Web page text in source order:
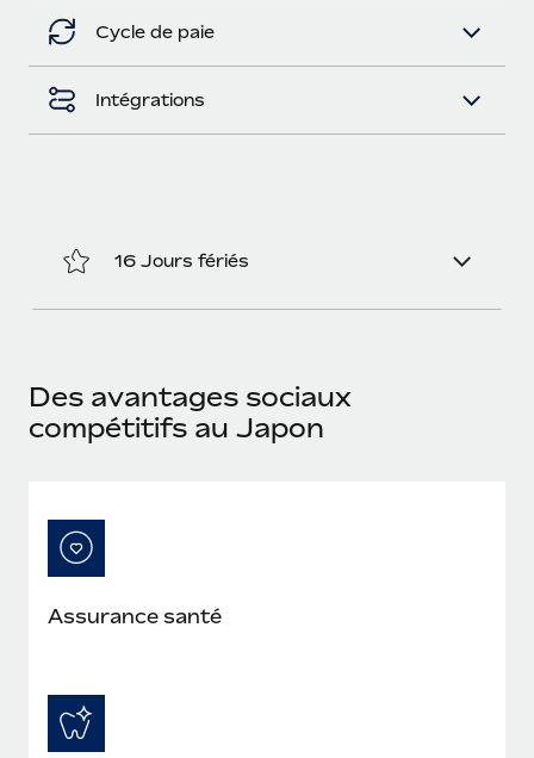
En savoir plus
Comment Phiture gère ses 55 employés
Cycle de paie
Intégrations
16 Jours fériés
Des avantages sociaux
compétitifs au Japon
Assurance santé